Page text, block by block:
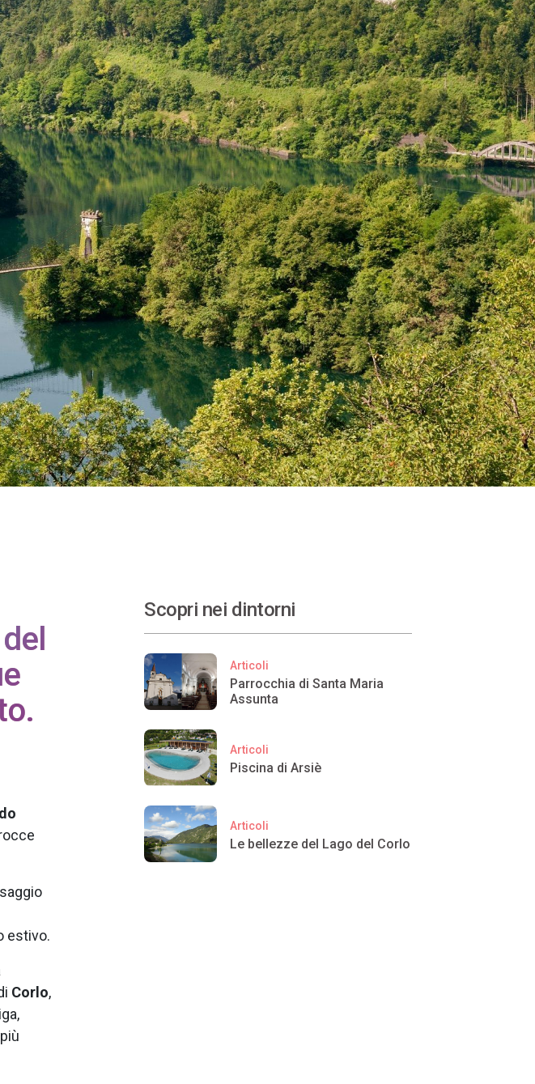
estivo.
Corlo,
Scopri nei dintorni
Articoli
Parrocchia di Santa Maria
Assunta
Articoli
Piscina di Arsiè
Articoli
Le bellezze del Lago del Corlo